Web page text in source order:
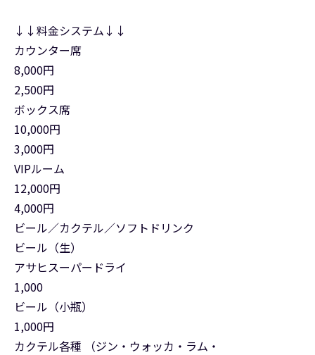
↓↓料金システム↓↓
カウンター席
8,000円
2,500円
ボックス席
10,000円
3,000円
VIPルーム
12,000円
4,000円
ビール／カクテル／ソフトドリンク
ビール（生）
アサヒスーパードライ
1,000
ビール（小瓶）
1,000円
カクテル各種 （ジン・ウォッカ・ラム・